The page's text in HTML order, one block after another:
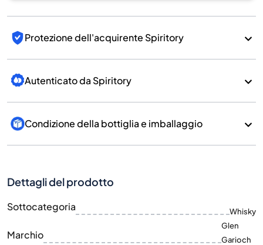
Protezione dell'acquirente Spiritory
Autenticato da Spiritory
Condizione della bottiglia e imballaggio
Dettagli del prodotto
Sottocategoria Whisky
Marchio
Glen
Garioch